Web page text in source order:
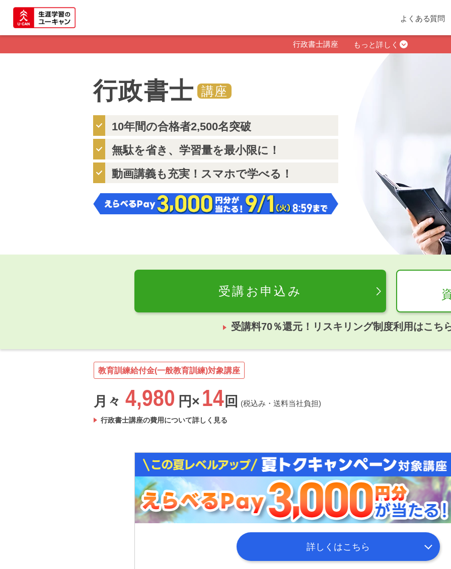
よくある質問
行政書士講座 もっと詳しく
行政書士 講座
10年間の合格者2,500名突破
無駄を省き、学習量を最小限に！
動画講義も充実！スマホで学べる！
受講お申込み
受講料70％還元！リスキリング制度利用はこち
教育訓練給付金(一般教育訓練)対象講座
月々 4,980 円× 14回 (税込み・送料当社負担)
行政書士講座の費用について詳しく見る
詳しくはこちら